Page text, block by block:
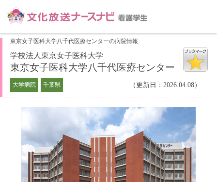
東京女子医科大学八千代医療センターの病院情報
学校法人東京女子医科大学
東京女子医科大学八千代医療センター
大学病院 千葉県 （更新日：2026.04.08）